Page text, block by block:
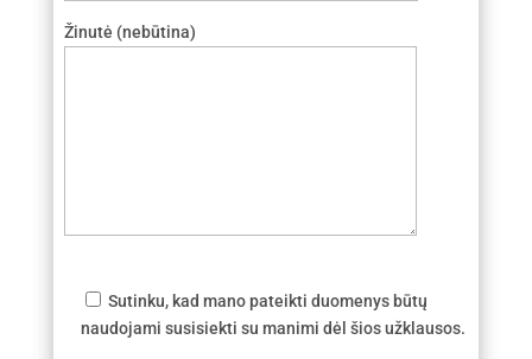
Žinutė (nebūtina)
Sutinku, kad mano pateikti duomenys būtų
naudojami susisiekti su manimi dėl šios užklausos.